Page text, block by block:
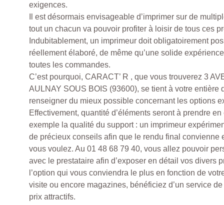
exigences.
Il est désormais envisageable d’imprimer sur de
tout un chacun va pouvoir profiter à loisir de tous ces
Indubitablement, un imprimeur doit obligatoirement
réellement élaboré, de même qu’une solide
toutes les commandes.
C’est pourquoi, CARACT’ R , que vous trouverez 3
AULNAY SOUS BOIS (93600), se tient à votre entière
renseigner du mieux possible concernant les options
Effectivement, quantité d’éléments seront à prendre
exemple la qualité du support : un imprimeur
de précieux conseils afin que le rendu final convienne
vous voulez. Au 01 48 68 79 40, vous allez pouvoir
avec le prestataire afin d’exposer en détail vos divers
l’option qui vous conviendra le plus en fonction de
visite ou encore magazines, bénéficiez d’un service
prix attractifs.